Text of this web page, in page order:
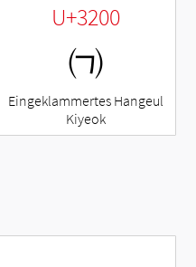
U+3200
㈀
Eingeklammertes Hangeul
Kiyeok